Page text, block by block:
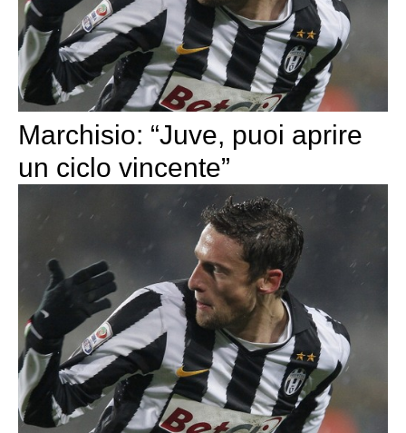
Marchisio: “Juve, puoi aprire
un ciclo vincente”